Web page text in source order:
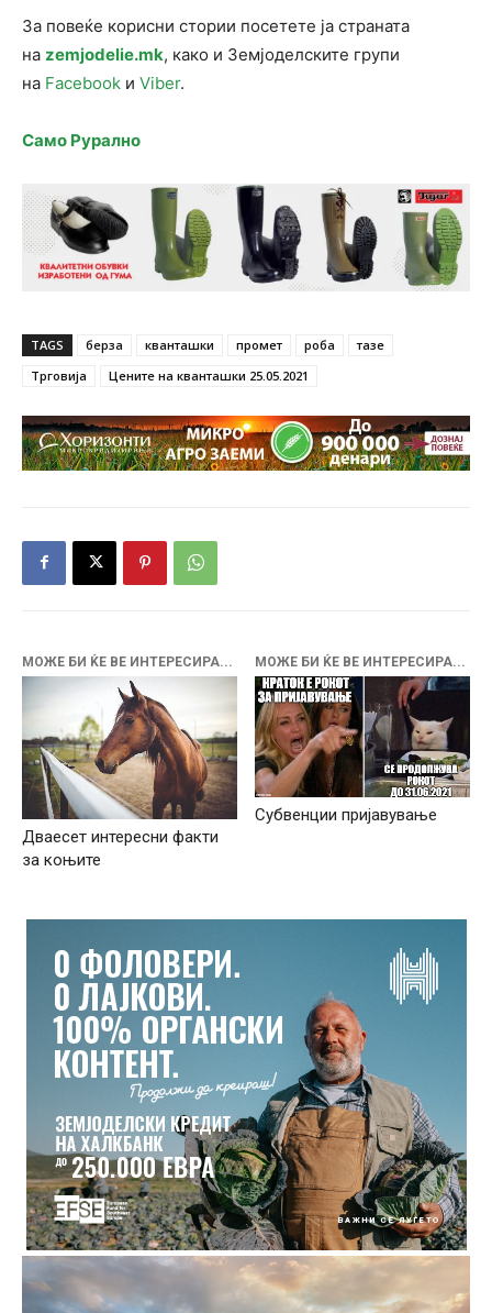
За повеќе корисни стории посетете ја страната
на zemjodelie.mk, како и Земјоделските групи
на Facebook и Viber.
Само Рурално
TAGS берза кванташки промет роба
тазе
Трговија
Цените на кванташки 25.05.2021
МОЖЕ БИ ЌЕ ВЕ ИНТЕРЕСИРА...
Дваесет интересни факти
за коњите
МОЖЕ БИ ЌЕ ВЕ ИНТЕРЕСИРА...
Субвенции пријавување